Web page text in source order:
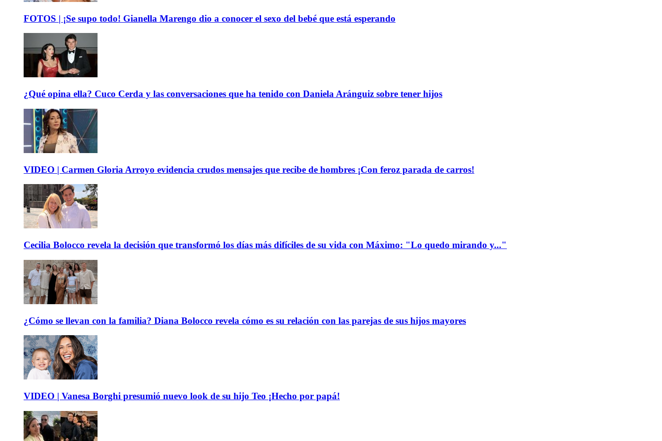
FOTOS | ¡Se supo todo! Gianella Marengo dio a conocer el sexo del bebé que está esperando
¿Qué opina ella? Cuco Cerda y las conversaciones que ha tenido con Daniela Aránguiz sobre tener hijos
VIDEO | Carmen Gloria Arroyo evidencia crudos mensajes que recibe de hombres ¡Con feroz parada de carros!
Cecilia Bolocco revela la decisión que transformó los días más difíciles de su vida con Máximo: "Lo quedo mirando y..."
¿Cómo se llevan con la familia? Diana Bolocco revela cómo es su relación con las parejas de sus hijos mayores
VIDEO | Vanesa Borghi presumió nuevo look de su hijo Teo ¡Hecho por papá!